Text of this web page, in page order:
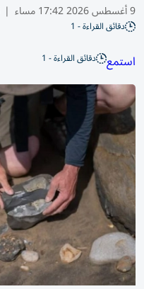
9 أغسطس 2026 17:42 مساء |
دقائق القراءة - 1
استمع دقائق القراءة - 1